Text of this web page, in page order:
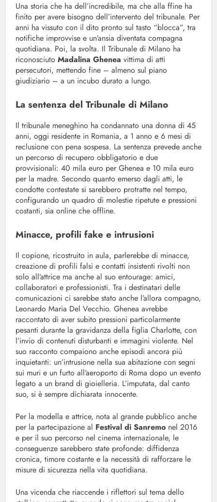
Una storia che ha dell’incredibile, ma che alla ffine ha
finito per avere bisogno dell’intervento del tribunale. Per
anni ha vissuto con il dito pronto sul tasto “blocca”, tra
notifiche improvvise e un’ansia diventata compagna
quotidiana. Poi, la svolta. Il Tribunale di Milano ha
riconosciuto Madalina Ghenea vittima di atti
persecutori, mettendo fine – almeno sul piano
giudiziario – a un incubo durato a lungo.
La sentenza del Tribunale di Milano
Il tribunale meneghino ha condannato una donna di 45
anni, oggi residente in Romania, a 1 anno e 6 mesi di
reclusione con pena sospesa. La sentenza prevede anche
un percorso di recupero obbligatorio e due
provvisionali: 40 mila euro per Ghenea e 10 mila euro
per la madre. Secondo quanto emerso dagli atti, le
condotte contestate si sarebbero protratte nel tempo,
configurando un quadro di molestie ripetute e pressioni
costanti, sia online che offline.
Minacce, profili fake e intrusioni
Il copione, ricostruito in aula, parlerebbe di minacce,
creazione di profili falsi e contatti insistenti rivolti non
solo all’attrice ma anche al suo entourage: amici,
collaboratori e professionisti. Tra i destinatari delle
comunicazioni ci sarebbe stato anche l’allora compagno,
Leonardo Maria Del Vecchio. Ghenea avrebbe
raccontato di aver subito pressioni particolarmente
pesanti durante la gravidanza della figlia Charlotte, con
l’invio di contenuti disturbanti e immagini violente. Nel
suo racconto compaiono anche episodi ancora più
inquietanti: un’intrusione nella sua abitazione con segni
sui muri e un furto all’aeroporto di Roma dopo un evento
legato a un brand di gioielleria. L’imputata, dal canto
suo, si è sempre dichiarata innocente.
Per la modella e attrice, nota al grande pubblico anche
per la partecipazione al Festival di Sanremo nel 2016
e per il suo percorso nel cinema internazionale, le
conseguenze sarebbero state profonde: diffidenza
cronica, timore costante e la necessità di rafforzare le
misure di sicurezza nella vita quotidiana.
Una vicenda che riaccende i riflettori sul tema dello